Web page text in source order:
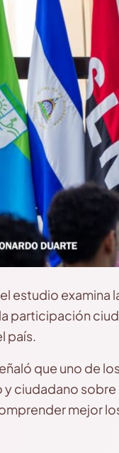
estudio examina
participación
país.
que uno de
ciudadano
mejor